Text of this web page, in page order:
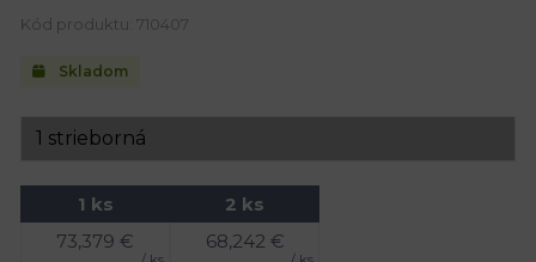
Kód produktu: 710407
Skladom
1 ks
73,379 €
2 ks
68,242 €